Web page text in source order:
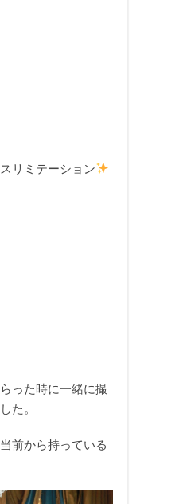
リミテーション
った時に一緒に撮
た。
前から持っている